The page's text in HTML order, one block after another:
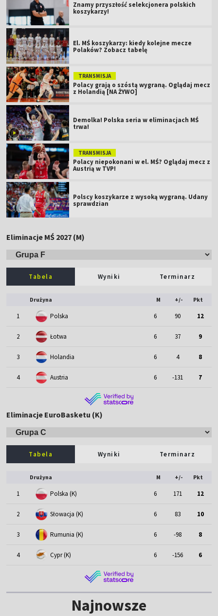
Znamy przyszłość selekcjonera polskich
koszykarzy!
El. MŚ koszykarzy: kiedy kolejne mecze
Polaków? Zobacz tabelę
TRANSMISJA
Polacy grają o szóstą wygraną. Oglądaj mecz
z Holandią [NA ŻYWO]
Demolka! Polska seria w eliminacjach MŚ
trwa!
TRANSMISJA
Polacy niepokonani w el. MŚ? Oglądaj mecz z
Austrią w TVP!
Polscy koszykarze z wysoką wygraną. Udany
sprawdzian
Eliminacje MŚ 2027 (M)
Tabela Wyniki Terminarz
Drużyna M +/- Pkt
1 Polska 6 90 12
2 Łotwa 6 37 9
3 Holandia 6 4 8
4 Austria 6 -131 7
Eliminacje EuroBasketu (K)
Tabela Wyniki Terminarz
Drużyna M +/- Pkt
1 Polska (K) 6 171 12
2 Słowacja (K) 6 83 10
3 Rumunia (K) 6 -98 8
4 Cypr (K) 6 -156 6
Najnowsze